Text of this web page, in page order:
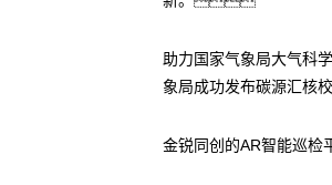
助力国家气象局大气科
象局成功发布碳源汇
金锐同创的AR智能巡